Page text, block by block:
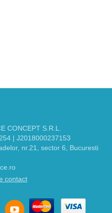
CONCEPT S.R.L.
| J2018000237153
nr.21, sector 6, Bucuresti
contact